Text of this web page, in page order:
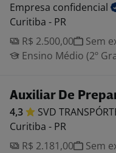
Empresa confidencial
Curitiba - PR
R$ 2.500,00
Sem
Ensino Médio (2º
Auxiliar De
4,3 SVD
Curitiba - PR
R$ 2.181,00
Sem